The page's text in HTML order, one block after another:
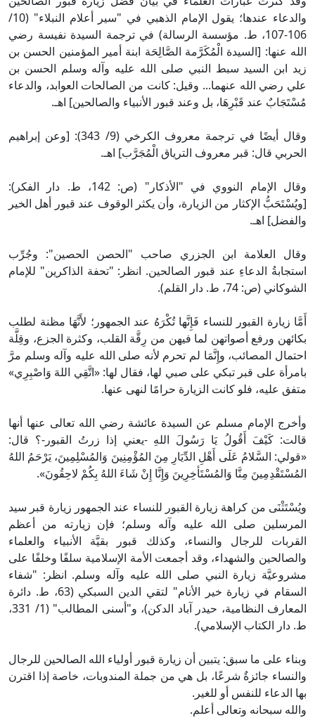
والدعاء عندها؛ يقول الإمام الذهبي في "سير أعلام النبلاء" (10/
106-107، ط. مؤسسة الرسالة) في ترجمة السيدة نفيسة رضي
الله عنها: [السيدة الْمُكَرَّمة الصَّالِحَة ابنة أمير المؤمنين الحسن بن
زيد ابن السيد سبط النبي صلى الله عليه وآله وسلم الحسن بن
علي رضي الله عنهما... وقيل: كانت من الصالحات العوابد، والدعاء
مُسْتَجَابٌ عند قَبْرِهَا، بل وعند قبور الأنبياء والصالحين] اهـ.
وقال أيضًا في ترجمة معروف الكرخي (9/ 343): [وعن إبراهيم
الحربي قال: قبر معروف الترياق الْمُجَرَّب] اهـ.
وقال الإمام النووي في "الأذكار" (ص: 142، ط. دار الفكر):
[ويُسْتَحَبُّ الإكثار من الزيارة، وأن يكثر الوقوف عند قبور أهل الخير
والفضل] اهـ.
وقال العلامة ابن الجزري صاحب "الحصن الحصين": وجُرِّب
استجابةُ الدعاءِ عند قبور الصالحين. انظر: "تحفة الذاكرين" للإمام
الشوكاني (ص: 74، ط. دار القلم).
أَمَّا زيارة القبور للنساء فَإِنَّها تُكْرَهُ عند الجمهور؛ لأَنَّهَا مظنة لطلب
بكائهن ورفع أصواتهن لما فيهن من رِقَّة القلب، وكثرة الجزع، وقِلَّة
احتمال المصائب، وإِنَّمَا لم تحرم لأنه صلى الله عليه وآله وسلم مرَّ
بامرأة على قبر تبكي على صبي لها، فقال لها: «اتَّقِي اللهَ وَاصْبِرِي»
متفق عليه، فلو كانت الزيارة حرامًا لنهى عنها.
وأخرج الإمام مسلم عن السيدة عائشة رضي الله تعالى عنها أنها
قالت: كَيْفَ أَقُولُ يَا رَسُولَ اللهِ -يعني إذا زرتُ القبور-؟ قال:
«قولي: السَّلامُ عَلَى أَهْلِ الدِّيَارِ مِنَ المُؤْمِنِينَ وَالمُسْلِمِينَ، يَرْحَمُ اللهُ
المُسْتَقْدِمِينَ مِنَّا وَالمُسْتَأخِرِينَ وَإِنَّا إِنْ شَاءَ اللهُ بِكُمْ لاحِقُونَ».
ويُسْتَثْنَى من كراهة زيارة القبور للنساء عند الجمهور زيارة قبر سيد
المرسلين صلى الله عليه وآله وسلم؛ فإن زيارته من أعظم
القربات للرجال والنساء، وكذلك قبور بقيَّة الأنبياء والعلماء
والصالحين والشهداء، وقد أجمعت الأمة الإسلامية سلفًا وخلفًا على
مشروعيَّة زيارة النبي صلى الله عليه وآله وسلم. انظر: "شفاء
السقام في زيارة خير الأنام" لتقي الدين السبكي (63، ط. دائرة
المعارف النظامية، حيدر آباد الدكن)، و"أسنى المطالب" (1/ 331،
ط. دار الكتاب الإسلامي).
وبناء على ما سبق: يتبين أن زيارة قبور أولياء الله الصالحين للرجال
والنساء جائزةٌ شرعًا، بل هي من جملة المندوبات، خاصة إذا اقترن
بها الدعاء للنفس أو للغير.
والله سبحانه وتعالى أعلم.